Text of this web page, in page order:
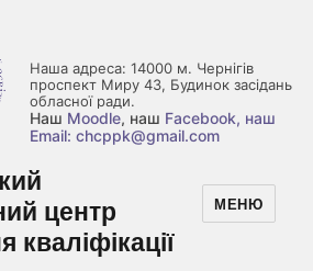
Наша адреса: 14000 м. Чернігів
проспект Миру 43, Будинок засідань
обласної ради.
Наш Moodle, наш Facebook, наш
Email: chcppk@gmail.com
центр
кваліфікації
МЕНЮ